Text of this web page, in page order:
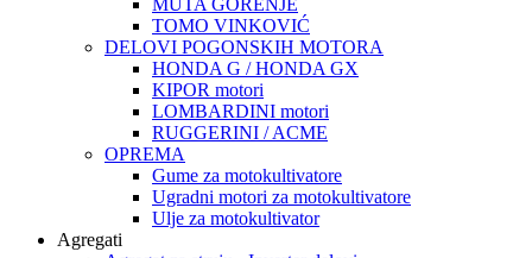
MUTA GORENJE
TOMO VINKOVIĆ
DELOVI POGONSKIH MOTORA
HONDA G / HONDA GX
KIPOR motori
LOMBARDINI motori
RUGGERINI / ACME
OPREMA
Gume za motokultivatore
Ugradni motori za motokultivatore
Ulje za motokultivator
Agregati